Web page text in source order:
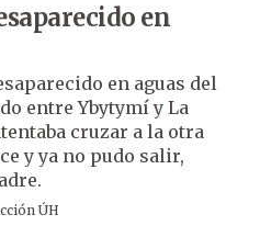
en
en aguas del
entre Ybytymí y La
cruzar a la otra
y ya no pudo salir,
ÚH